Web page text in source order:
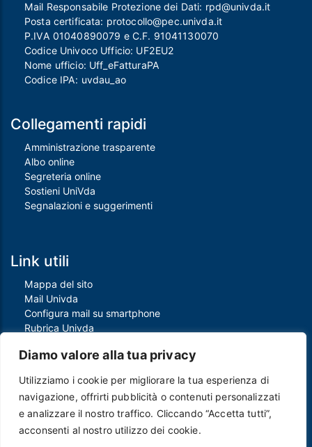
Diamo valore alla tua privacy
Utilizziamo i cookie per migliorare la tua esperienza di
navigazione, offrirti pubblicità o contenuti personalizzati
e analizzare il nostro traffico. Cliccando “Accetta tutti”,
acconsenti al nostro utilizzo dei cookie.
Mail Responsabile Protezione dei Dati: rpd@univda.it
Posta certificata: protocollo@pec.univda.it
P.IVA 01040890079 e C.F. 91041130070
Codice Univoco Ufficio: UF2EU2
Nome ufficio: Uff_eFatturaPA
Codice IPA: uvdau_ao
Collegamenti rapidi
Amministrazione trasparente
Albo online
Segreteria online
Sostieni UniVda
Segnalazioni e suggerimenti
Link utili
Mappa del sito
Mail Univda
Configura mail su smartphone
Rubrica Univda
Piè di pagina
Crediti
Note legali
Contatti